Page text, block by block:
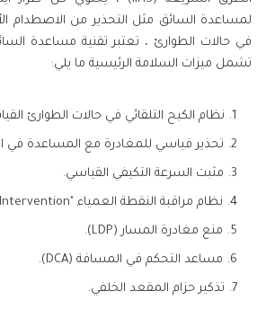
لمساعدة السائق مثل التحذير من الاصطدام
في حالات الطوارئ ، تعتبر تقنية مساعدة السائق
تشمل ميزات السلامة الرئيسية ما يلي:
نظام الكبح التلقائي في حالات الطوارئ
تحذير قياسي للمغادرة مع المساعدة في
مثبت السرعة التكيفي القياسي.
نظام مراقبة النقطة العمياء "Blind Spot Intervention"
منع مغادرة المسار (LDP).
مساعد التحكم في المسافة (DCA).
تذكير حزام المقعد الخلفي.